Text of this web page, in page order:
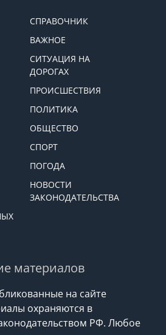
СПРАВОЧНИК
ВАЖНОЕ
СИТУАЦИЯ НА
ДОРОГАХ
ПРОИСШЕСТВИЯ
ПОЛИТИКА
ОБЩЕСТВО
СПОРТ
ПОГОДА
НОВОСТИ
ЗАКОНОДАТЕЛЬСТВА
материалов
на сайте
охраняются в
РФ. Любое